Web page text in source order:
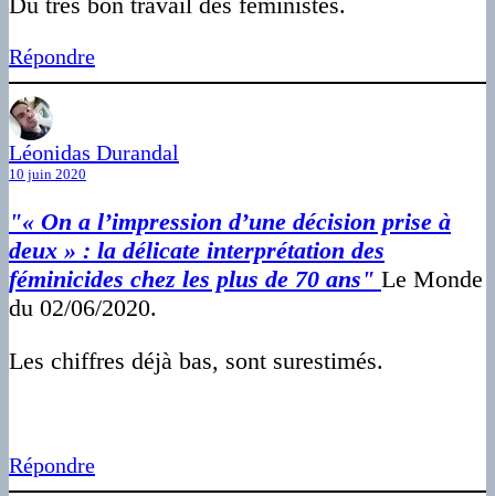
Répondre
Léonidas Durandal
10 juin 2020
"« On a l’impression d’une décision prise à
deux » : la délicate interprétation des
féminicides chez les plus de 70 ans" Le Monde
du 02/06/2020.
Les chiffres déjà bas, sont surestimés.
Répondre